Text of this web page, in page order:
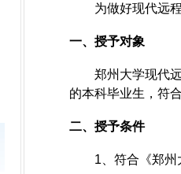
为做好现代远
一、授予对象
郑州大学现代
的本科毕业生，符
二、授予条件
1 、符合《郑州